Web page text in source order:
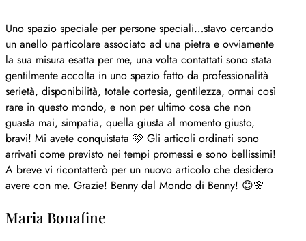
Uno spazio speciale per persone speciali…stavo cercando
un anello particolare associato ad una pietra e ovviamente
la sua misura esatta per me, una volta contattati sono stata
gentilmente accolta in uno spazio fatto da professionalità
serietà, disponibilità, totale cortesia, gentilezza, ormai così
rare in questo mondo, e non per ultimo cosa che non
guasta mai, simpatia, quella giusta al momento giusto,
bravi! Mi avete conquistata 🩷 Gli articoli ordinati sono
arrivati come previsto nei tempi promessi e sono bellissimi!
A breve vi ricontatterò per un nuovo articolo che desidero
avere con me. Grazie! Benny dal Mondo di Benny! 😊🌸
Maria Bonafine